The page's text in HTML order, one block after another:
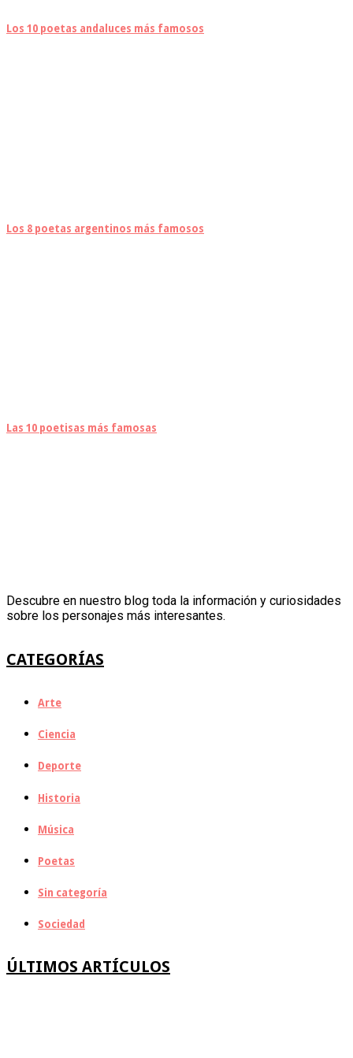
Los 10 poetas andaluces más famosos
Los 8 poetas argentinos más famosos
Las 10 poetisas más famosas
Descubre en nuestro blog toda la información y curiosidades
sobre los personajes más interesantes.
CATEGORÍAS
Arte
Ciencia
Deporte
Historia
Música
Poetas
Sin categoría
Sociedad
ÚLTIMOS ARTÍCULOS